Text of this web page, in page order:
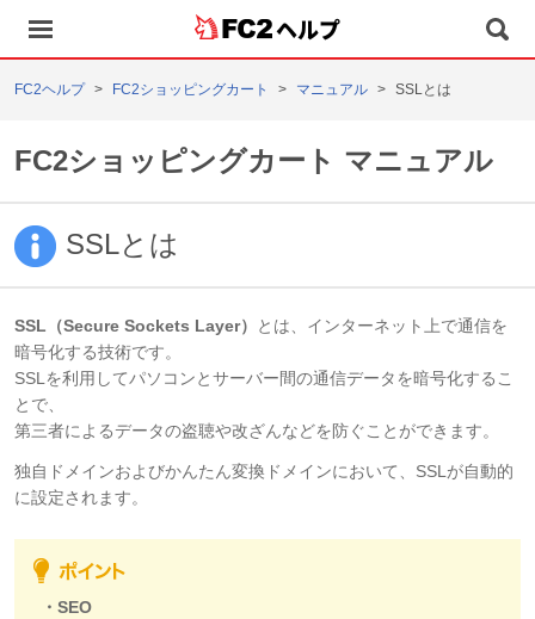
ヘルプ
FC2ヘルプ FC2ショッピングカート マニュアル SSLとは
FC2ショッピングカート マニュアル
SSLとは
SSL（Secure Sockets Layer）
とは、インターネット上で通信を
暗号化する技術です。
SSLを利用してパソコンとサーバー間の通信データを暗号化するこ
とで、
第三者によるデータの盗聴や改ざんなどを防ぐことができます。
独自ドメインおよびかんたん変換ドメインにおいて、SSLが自動的
に設定されます。
・SEO